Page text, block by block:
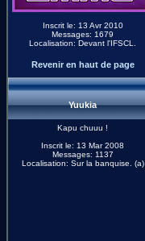
Inscrit le: 13 Avr 2010
Messages: 1679
Localisation: Devant l'IFSCL.
Revenir en haut de page
Yuukia
Kapu chuuu !
Inscrit le: 13 Mar 2008
Messages: 1137
Localisation: Sur la banquise. (a)